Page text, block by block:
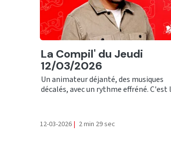
Ecouter
La Compil' du Jeudi
12/03/2026
Un animateur déjanté, des musiques
décalés, avec un rythme effréné. C'est
12-03-2026 | 2 min 29 sec